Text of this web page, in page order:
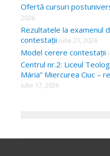
Ofertă cursuri
2026
Rezultatele la examenul
contestații iulie 21, 2026
Model cerere contestații
Centrul nr.2: Liceul
Mária” Miercurea Ciuc –
iulie 17, 2026